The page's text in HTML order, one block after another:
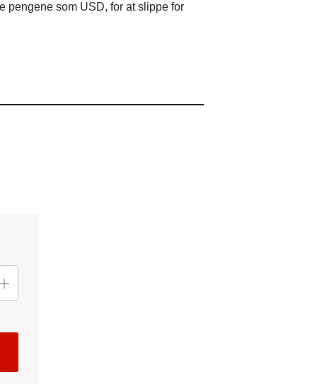
pengene som USD, for at slippe for